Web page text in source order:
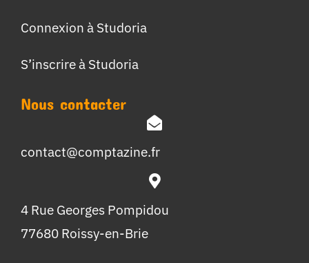
Connexion à Studoria
S’inscrire à Studoria
Nous contacter
contact@comptazine.fr
4 Rue Georges Pompidou
77680 Roissy-en-Brie